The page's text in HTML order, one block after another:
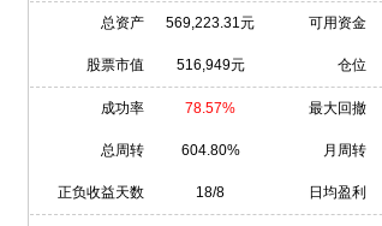
总资产 569,223.31元 可用资金
股票市值 516,949元 仓位
成功率 78.57% 最大回撤
总周转 604.80% 月周转
正负收益天数 18/8 日均盈利